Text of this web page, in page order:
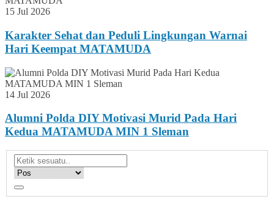
15 Jul 2026
Karakter Sehat dan Peduli Lingkungan Warnai
Hari Keempat MATAMUDA
14 Jul 2026
Alumni Polda DIY Motivasi Murid Pada Hari
Kedua MATAMUDA MIN 1 Sleman